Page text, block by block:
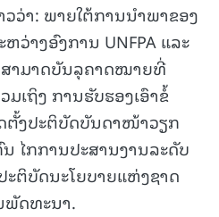
ວ່າ: ພາຍໃຕ້ການນຳພາຂອງ
ວ່າງອົງການ UNFPA ແລະ
າມາດບັນລຸຄາດໝາຍທີ່
ເຖິງ ການຮັບຮອງເອົາຂໍ້
ຕັ້ງປະຕິບັດບັນດາໜ້າວຽກ
ໄກການປະສານງານລະດັບ
ຕິບັດນະໂຍບາຍແຫ່ງຊາດ
ພັດທະນາ.